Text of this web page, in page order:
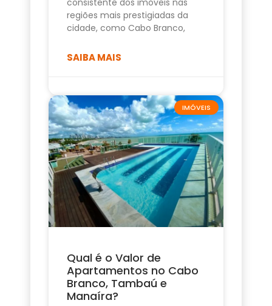
consistente dos imóveis nas
regiões mais prestigiadas da
cidade, como Cabo Branco,
SAIBA MAIS
IMÓVEIS
Qual é o Valor de
Apartamentos no Cabo
Branco, Tambaú e
Manaíra?